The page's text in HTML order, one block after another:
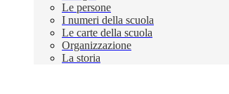
Le persone
I numeri della scuola
Le carte della scuola
Organizzazione
La storia